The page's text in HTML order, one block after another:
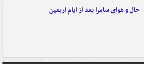
حال و هوای سامرا بعد از ایام اربعین